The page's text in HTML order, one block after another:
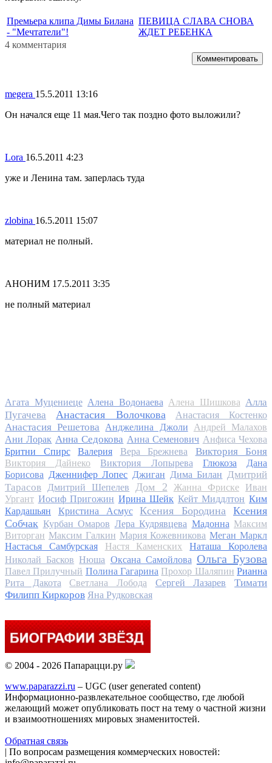
Премьера клипа Димы Билана
- "Мечтатели"!
ПЕВИЦА СЛАВА СНОВА
ЖДЕТ РЕБЕНКА
4 комментария
Комментировать
megera 15.5.2011 13:16
Он начался еще 11 мая.Чего так поздно фото выложили?
Lora 16.5.2011 4:23
уже и Ленина там. заперлась туда
zlobina 16.5.2011 15:07
материал не полный.
АНОНИМ 17.5.2011 3:35
не полный материал
Агата Муцениеце Алена Водонаева Алена Шишкова Алла
Пугачева
Анастасия Волочкова Анастасия Костенко
Анастасия Решетова Анджелина Джоли
Андрей Малахов
Ани Лорак Анна Седокова Анна Семенович Анфиса Чехова
Бритни Спирс
Валерия Вера Брежнева Виктория Боня
Виктория Дайнеко Виктория Лопырева Глюкоза
Дана
Борисова Дженнифер Лопес Джиган Дима Билан Дмитрий
Тарасов
Дмитрий Шепелев Дом 2 Жанна Фриске
Иван
Ургант Иосиф Пригожин Ирина Шейк Кейт Миддлтон Ким
Кардашьян
Кристина Асмус Ксения Бородина
Ксения
Собчак Курбан Омаров Лера Кудрявцева Мадонна Максим
Виторган Максим Галкин Мария Кожевникова Меган Маркл
Настасья Самбурская
Настя Каменских
Наташа Королева
Николай Басков Нюша Оксана Самойлова Ольга Бузова
Павел Прилучный Полина Гагарина Прохор Шаляпин Рианна
Рита Дакота
Светлана Лобода Сергей Лазарев
Тимати
Филипп Киркоров Яна Рудковская
© 2004 - 2026 Папарацци.ру
www.paparazzi.ru – UGC (user generated content)
Информационно-развлекательное сообщество, где любой
желающий может опубликовать пост на тему о частной жизни
и взаимоотношениях мировых знаменитостей.
Обратная связь
| По вопросам размещения коммерческих новостей: